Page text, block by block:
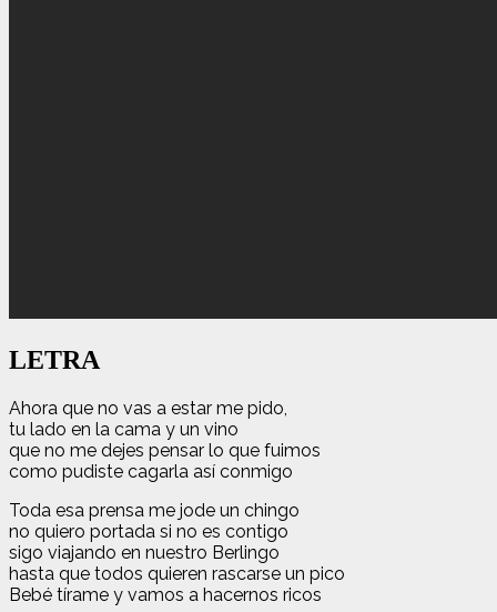
LETRA
Ahora que no vas a estar me pido,
tu lado en la cama y un vino
que no me dejes pensar lo que fuimos
como pudiste cagarla así conmigo
Toda esa prensa me jode un chingo
no quiero portada si no es contigo
sigo viajando en nuestro Berlingo
hasta que todos quieren rascarse un pico
Bebé tírame y vamos a hacernos ricos